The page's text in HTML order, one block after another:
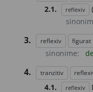
2.1. reflexiv
3. reflexiv figurat
sinonime:
4. tranzitiv
4.1. reflexiv